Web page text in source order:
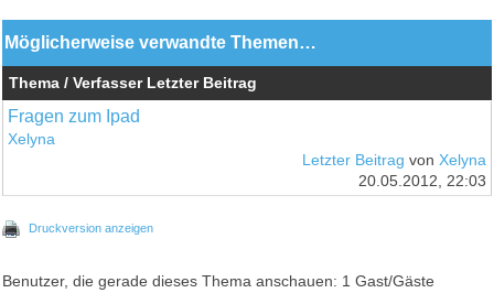
Möglicherweise verwandte Themen…
Thema / Verfasser Letzter Beitrag
Fragen zum Ipad
Xelyna
Letzter Beitrag von Xelyna
20.05.2012, 22:03
Druckversion anzeigen
Benutzer, die gerade dieses Thema anschauen: 1 Gast/Gäste